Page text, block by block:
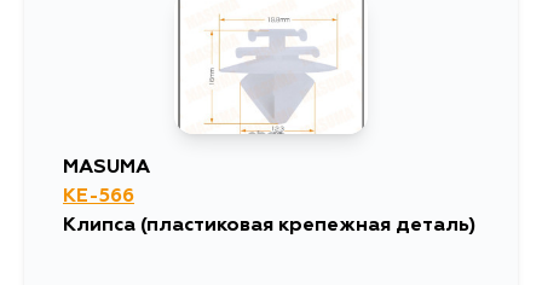
MASUMA
KE-566
Клипса (пластиковая крепежная деталь)